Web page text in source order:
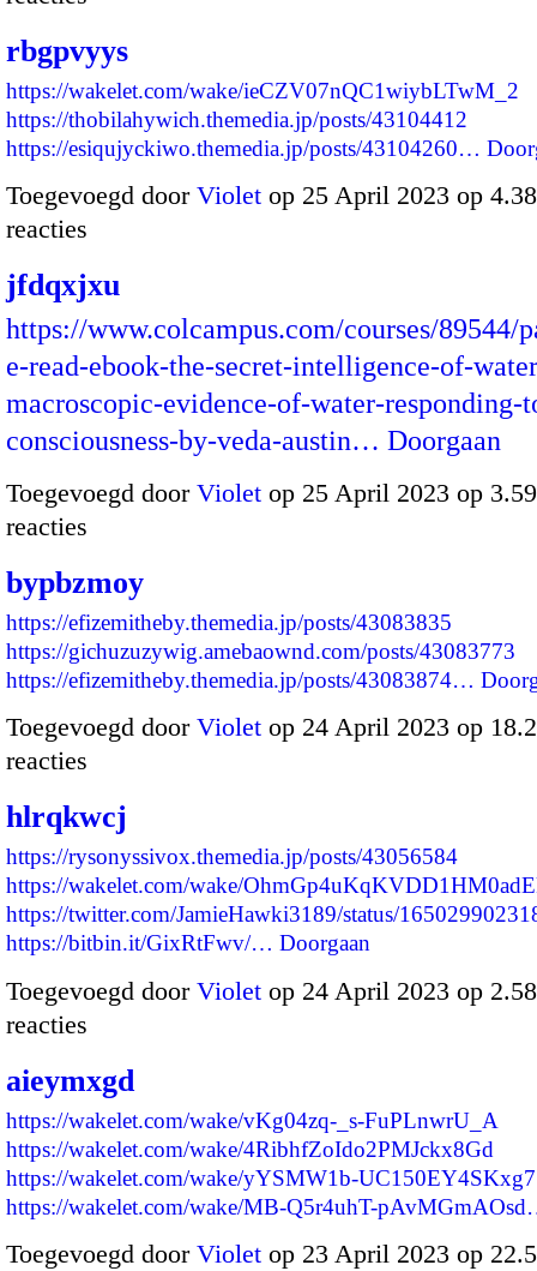
rbgpvyys
https://wakelet.com/wake/ieCZV07nQC1wiybLTwM_2
https://thobilahywich.themedia.jp/posts/43104412
https://esiqujyckiwo.themedia.jp/posts/43104260…
Toegevoegd door Violet op 25 April 2023 op
reacties
jfdqxjxu
https://www.colcampus.com/courses/89544/
e-read-ebook-the-secret-intelligence-of-
macroscopic-evidence-of-water-responding-
consciousness-by-veda-austin… Doorgaan
Toegevoegd door Violet op 25 April 2023 op
reacties
bypbzmoy
https://efizemitheby.themedia.jp/posts/43083835
https://gichuzuzywig.amebaownd.com/posts/43083773
https://efizemitheby.themedia.jp/posts/43083874…
Toegevoegd door Violet op 24 April 2023 op
reacties
hlrqkwcj
https://rysonyssivox.themedia.jp/posts/43056584
https://wakelet.com/wake/
https://twitter.com/JamieHawki3189/status/
https://bitbin.it/GixRtFwv/… Doorgaan
Toegevoegd door Violet op 24 April 2023 op
reacties
aieymxgd
https://wakelet.com/wake/vKg04zq-_s-FuPLnwrU_A
https://wakelet.com/wake/4RibhfZoIdo2PMJckx8Gd
https://wakelet.com/wake/yYSMW1b-UC150EY4SKxg7
https://wakelet.com/wake/MB-Q5r4uhT-
Toegevoegd door Violet op 23 April 2023 op